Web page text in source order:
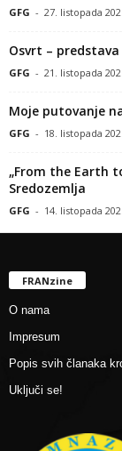
GFG - 27. listopada
Osvrt – predstava
GFG - 21. listopada
Moje putovanje
GFG - 18. listopada
„From the Earth
Sredozemlja
GFG - 14. listopada
FRANzine
O nama
Impresum
Popis svih članaka
Uključi se!